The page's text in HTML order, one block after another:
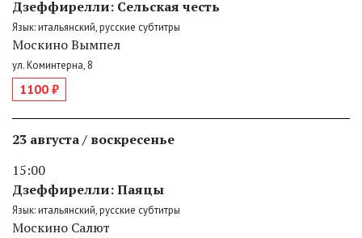
Дзеффирелли: Сельская честь
Язык: итальянский, русские субтитры
Москино Вымпел
ул. Коминтерна, 8
1100 ₽
23 августа / воскресенье
15:00
Дзеффирелли: Паяцы
Язык: итальянский, русские субтитры
Москино Салют